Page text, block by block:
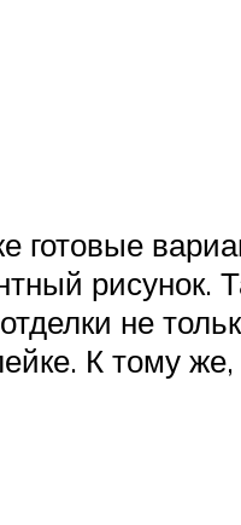
готовые
рисунок.
не
К тому же,